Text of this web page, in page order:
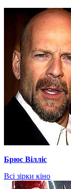
Брюс Вілліс
Всі зірки кіно